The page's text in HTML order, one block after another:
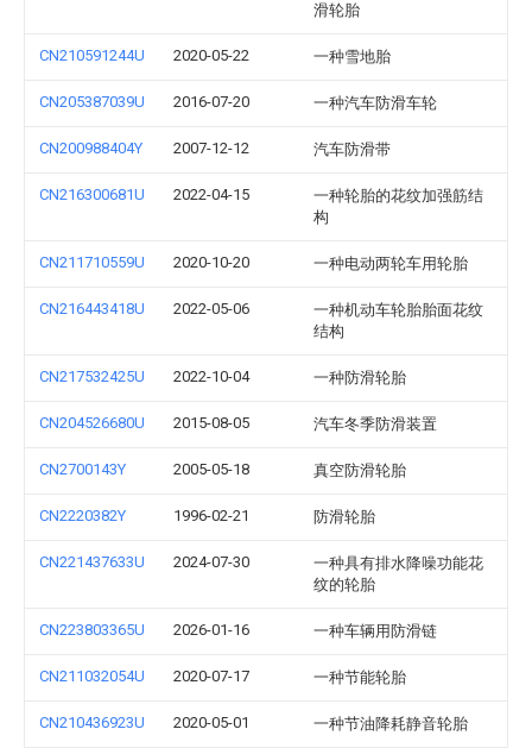
滑轮胎
CN210591244U 2020-05-22 一种雪地胎
CN205387039U 2016-07-20 一种汽车防滑车轮
CN200988404Y 2007-12-12 汽车防滑带
CN216300681U 2022-04-15
一种轮胎的花纹加强筋结
构
CN211710559U 2020-10-20 一种电动两轮车用轮胎
CN216443418U 2022-05-06
一种机动车轮胎胎面花纹
结构
CN217532425U 2022-10-04 一种防滑轮胎
CN204526680U 2015-08-05 汽车冬季防滑装置
CN2700143Y 2005-05-18 真空防滑轮胎
CN2220382Y 1996-02-21 防滑轮胎
CN221437633U 2024-07-30
一种具有排水降噪功能花
纹的轮胎
CN223803365U 2026-01-16 一种车辆用防滑链
CN211032054U 2020-07-17 一种节能轮胎
CN210436923U 2020-05-01 一种节油降耗静音轮胎